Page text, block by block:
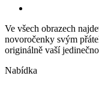
Ve všech obrazech
novoročenky svým
originálně vaší
Nabídka